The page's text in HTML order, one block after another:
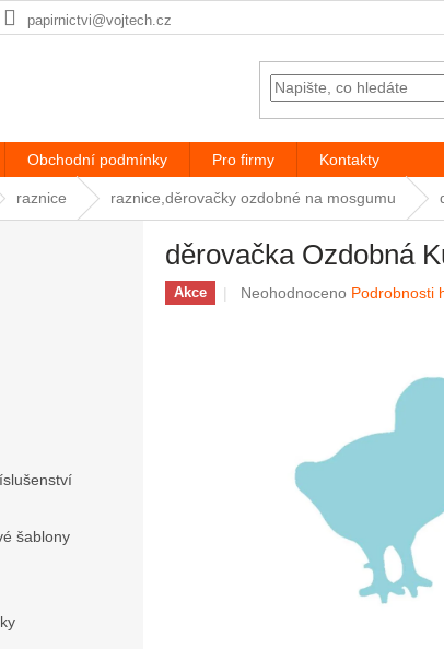
papirnictvi@vojtech.cz
Obchodní podmínky Pro firmy Kontakty
raznice raznice,děrovačky ozdobné na mosgumu
šablony
děrovačka Ozdobná
Akce Průměrné hodnocení
Neohodnoceno Podrobnosti